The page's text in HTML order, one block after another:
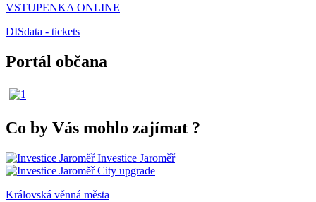
VSTUPENKA ONLINE
DISdata - tickets
Portál občana
Co by Vás mohlo zajímat ?
Investice Jaroměř
City upgrade
Královská věnná města